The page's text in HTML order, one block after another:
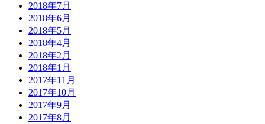
2018年7月
2018年6月
2018年5月
2018年4月
2018年2月
2018年1月
2017年11月
2017年10月
2017年9月
2017年8月